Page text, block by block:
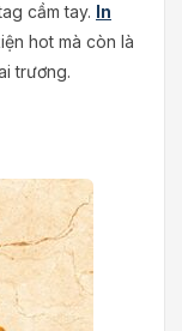
cầm tay. In
hot mà còn là
trương.